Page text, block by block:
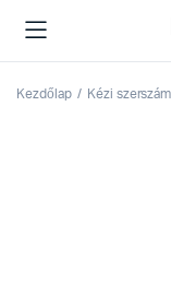
Kezdőlap Kézi